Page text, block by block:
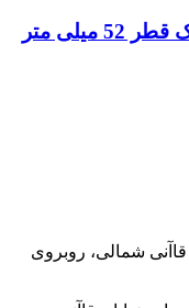
متر
شمالی، روبروی